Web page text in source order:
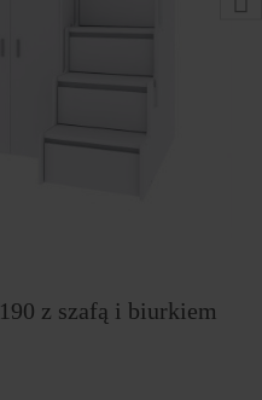
z szafą i biurkiem